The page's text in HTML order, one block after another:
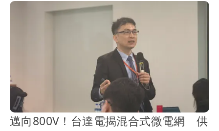
邁向800V！台達電揭混合式微電網 供